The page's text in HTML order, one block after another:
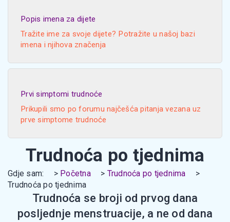
Popis imena za dijete
Tražite ime za svoje dijete? Potražite u našoj bazi
imena i njihova značenja
Prvi simptomi trudnoće
Prikupili smo po forumu najčešća pitanja vezana uz
prve simptome trudnoće
Trudnoća po tjednima
Gdje sam: Početna
Trudnoća po tjednima
Trudnoća po tjednima
Trudnoća se broji od prvog dana
posljednje menstruacije, a ne od dana